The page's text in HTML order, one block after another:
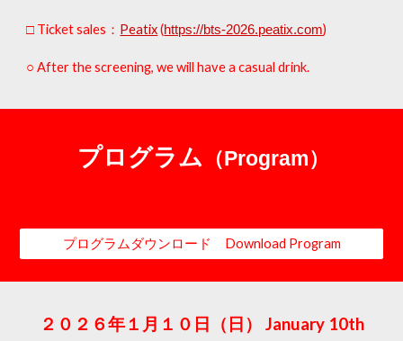
□ Ticket sales： Peatix(https://bts-2026.peatix.com)
○ After the screening, we will have a casual drink.
プログラム （Program）
プログラムダウンロード Download Program
２０２ ６年１月１ ０ 日（日） January 10th